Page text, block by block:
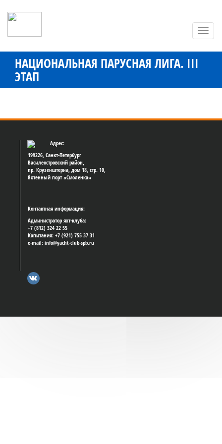
НАЦИОНАЛЬНАЯ ПАРУСНАЯ ЛИГА. III
ЭТАП
Адрес:
199226, Санкт-Петербург
Василеостровский район,
пр. Крузенштерна, дом 18, стр. 10,
Яхтенный порт «Смоленка»
Контактная информация:
Администратор яхт-клуба:
+7 (812) 324 22 55
Капитания: +7 (921) 755 37 31
e-mail: info@yacht-club-spb.ru